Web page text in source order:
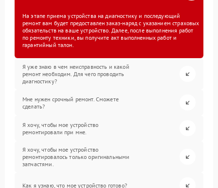
На этапе приема устройства на диагностику и последующий
ремонт вам будет предоставлен заказ-наряд с указанием страховых
обязательств на ваше устройство. Далее, после выполнения работ
по ремонту техники, вы получите акт выполненных работ и
гарантийный талон.
Я уже знаю в чем неисправность и какой
ремонт необходим. Для чего проводить
диагностику?
Мне нужен срочный ремонт. Сможете
сделать?
Я хочу, чтобы мое устройство
ремонтировали при мне.
Я хочу, чтобы мое устройство
ремонтировалось только оригинальными
запчастями.
Как я узнаю, что мое устройство готово?